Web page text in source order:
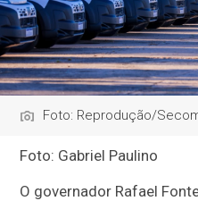
Foto: Reprodução/
Foto: Gabriel Paulino
O governador Rafael